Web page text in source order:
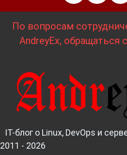
По вопросам
AndreyEx, обращаться
IT-блог о Linux, DevOps и
2011 - 2026